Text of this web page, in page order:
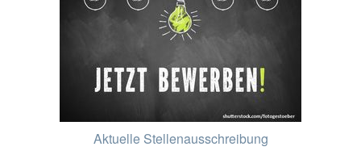
Aktuelle Stellenausschreibung